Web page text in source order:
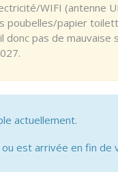
WIFI (antenne
poubelles/papier
donc pas de mauvaise
actuellement.
est arrivée en fin de